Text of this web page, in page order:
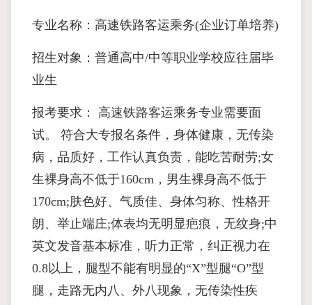
专业名称：高速铁路客运乘务(企业订单培养)
招生对象：普通高中/中等职业学校应往届毕
业生
报考要求： 高速铁路客运乘务专业需要面
试。 符合大专报名条件，身体健康，无传染
病，品质好，工作认真负责，能吃苦耐劳;女
生裸身高不低于160cm，男生裸身高不低于
170cm;肤色好、气质佳、身体匀称、性格开
朗、举止端庄;体表均无明显疤痕，无纹身;中
英文发音基本标准，听力正常，纠正视力在
0.8以上，腿型不能有明显的“X”型腿“O”型
腿，走路无内八、外八现象，无传染性疾